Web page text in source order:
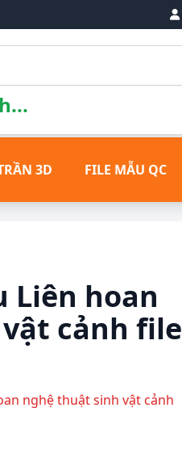
3D FILE MẪU QC
Liên hoan
cảnh file
nghệ thuật sinh vật cảnh